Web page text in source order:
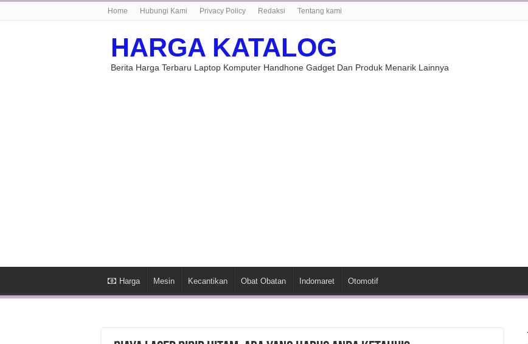
Home Hubungi Kami Privacy Policy Redaksi Tentang kami
HARGA KATALOG
Berita Harga Terbaru Laptop Komputer Handhone Gadget Dan Produk Menarik Lainnya
Harga Mesin Kecantikan Obat Obatan Indomaret Otomotif